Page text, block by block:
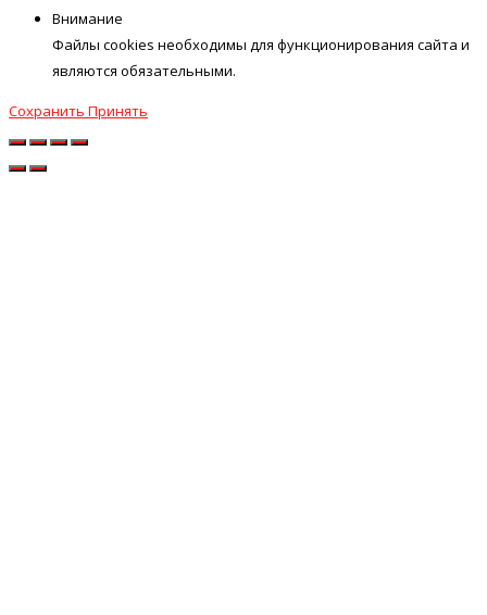
Внимание
Файлы cookies необходимы для функционирования сайта и
являются обязательными.
Сохранить Принять